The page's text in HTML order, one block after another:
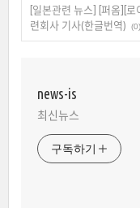
[일본관련 뉴스] [퍼옴][
련회사 기사(한글번역)
(0)
news-is
최신뉴스
구독하기